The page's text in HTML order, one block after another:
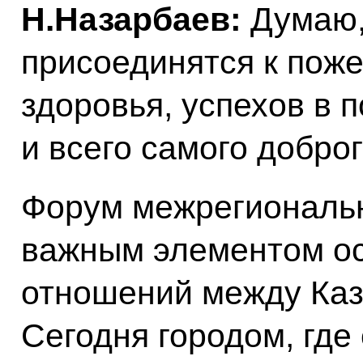
Н.Назарбаев: Думаю,
присоединятся к
здоровья, успехов в
и всего самого
Форум
важным элементом
отношений между
Сегодня городом,